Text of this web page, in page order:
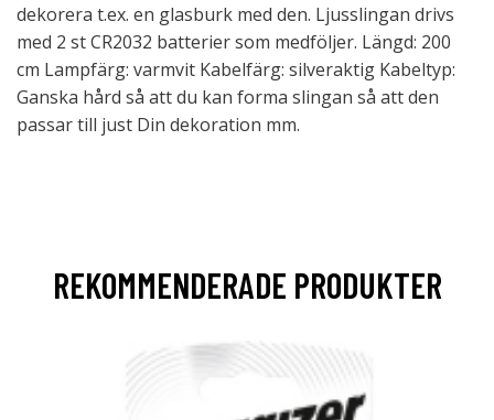
dekorera t.ex. en glasburk med den. Ljusslingan drivs
med 2 st CR2032 batterier som medföljer. Längd: 200
cm Lampfärg: varmvit Kabelfärg: silveraktig Kabeltyp:
Ganska hård så att du kan forma slingan så att den
passar till just Din dekoration mm.
REKOMMENDERADE PRODUKTER